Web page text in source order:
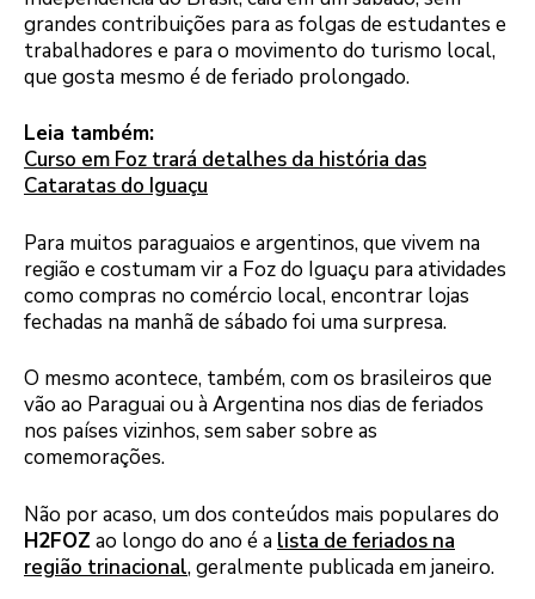
grandes contribuições para as folgas de estudantes e
trabalhadores e para o movimento do turismo local,
que gosta mesmo é de feriado prolongado.
Leia também:
Curso em Foz trará detalhes da história das
Cataratas do Iguaçu
Para muitos paraguaios e argentinos, que vivem na
região e costumam vir a Foz do Iguaçu para atividades
como compras no comércio local, encontrar lojas
fechadas na manhã de sábado foi uma surpresa.
O mesmo acontece, também, com os brasileiros que
vão ao Paraguai ou à Argentina nos dias de feriados
nos países vizinhos, sem saber sobre as
comemorações.
Não por acaso, um dos conteúdos mais populares do
H2FOZ ao longo do ano é a lista de feriados na
região trinacional, geralmente publicada em janeiro.